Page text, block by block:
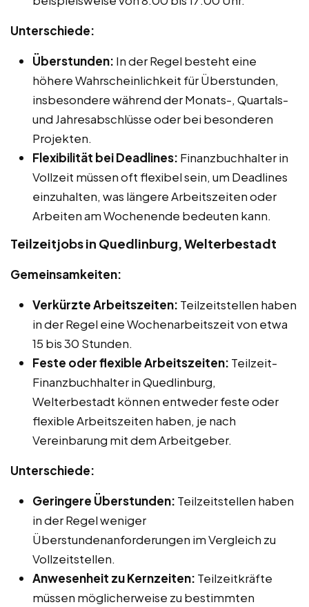
Unterschiede:
Überstunden: In der Regel besteht eine
höhere Wahrscheinlichkeit für Überstunden,
insbesondere während der Monats-, Quartals-
und Jahresabschlüsse oder bei besonderen
Projekten.
Flexibilität bei Deadlines: Finanzbuchhalter in
Vollzeit müssen oft flexibel sein, um Deadlines
einzuhalten, was längere Arbeitszeiten oder
Arbeiten am Wochenende bedeuten kann.
Teilzeitjobs in Quedlinburg, Welterbestadt
Gemeinsamkeiten:
Verkürzte Arbeitszeiten: Teilzeitstellen haben
in der Regel eine Wochenarbeitszeit von etwa
15 bis 30 Stunden.
Feste oder flexible Arbeitszeiten: Teilzeit-
Finanzbuchhalter in Quedlinburg,
Welterbestadt können entweder feste oder
flexible Arbeitszeiten haben, je nach
Vereinbarung mit dem Arbeitgeber.
Unterschiede:
Geringere Überstunden: Teilzeitstellen haben
in der Regel weniger
Überstundenanforderungen im Vergleich zu
Vollzeitstellen.
Anwesenheit zu Kernzeiten: Teilzeitkräfte
müssen möglicherweise zu bestimmten